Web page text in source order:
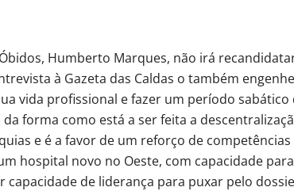
Humberto Marques, não irá
à Gazeta das Caldas o também
vida profissional e fazer um período sabático
forma como está a ser feita a
e é a favor de um reforço de competências
hospital novo no Oeste, com capacidade
capacidade de liderança para puxar pelo